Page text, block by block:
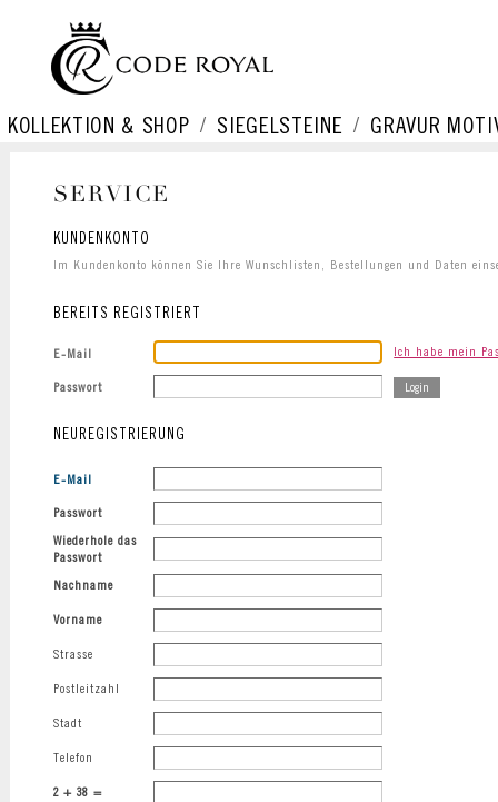
KOLLEKTION & SHOP SIEGELSTEINE GRAVUR
SERVICE
KUNDENKONTO
Im Kundenkonto können Sie Ihre Wunschlisten, Bestellungen und Daten
BEREITS REGISTRIERT
E-Mail Ich habe mein
Passwort
NEUREGISTRIERUNG
E-Mail
Passwort
Wiederhole das
Passwort
Nachname
Vorname
Strasse
Postleitzahl
Stadt
Telefon
2 + 38 =